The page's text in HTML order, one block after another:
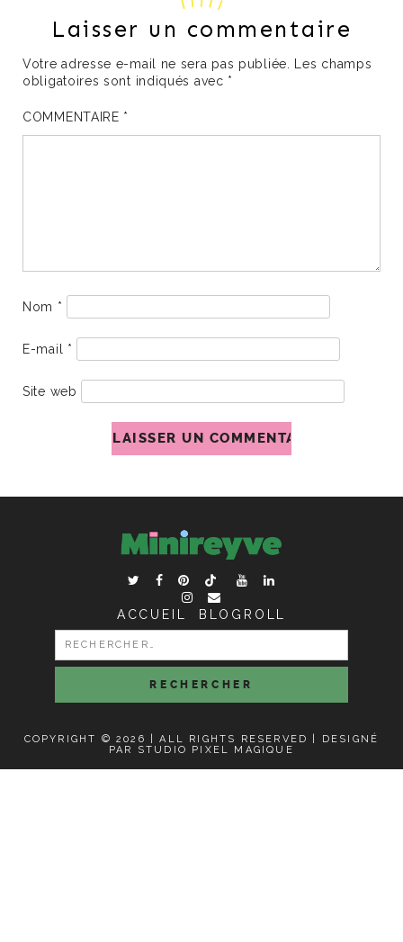
Laisser un commentaire
Votre adresse e-mail ne sera pas publiée.
Les champs
obligatoires sont indiqués avec *
COMMENTAIRE *
Nom *
E-mail *
Site web
ACCUEIL BLOGROLL
RECHERCHER :
COPYRIGHT © 2026 | ALL RIGHTS RESERVED | DESIGNÉ
PAR STUDIO PIXEL MAGIQUE